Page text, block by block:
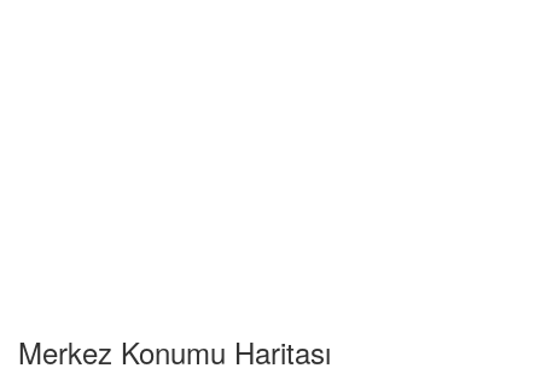
Merkez Konumu Haritası